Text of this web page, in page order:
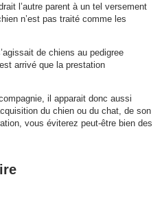
l’autre parent à un tel versement
n’est pas traité comme les
de chiens au pedigree
arrivé que la prestation
il apparait donc aussi
du chien ou du chat, de son
vous éviterez peut-être bien des